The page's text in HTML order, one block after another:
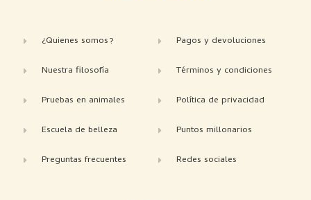
¿Quienes somos?
Nuestra filosofía
Pruebas en animales
Escuela de belleza
Preguntas frecuentes
Pagos y devoluciones
Términos y condiciones
Política de privacidad
Puntos millonarios
Redes sociales